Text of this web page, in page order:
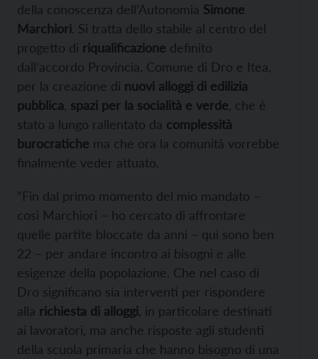
della conoscenza dell’Autonomia Simone
Marchiori. Si tratta dello stabile al centro del
progetto di riqualificazione definito
dall’accordo Provincia, Comune di Dro e Itea,
per la creazione di nuovi alloggi di edilizia
pubblica spazi per la socialità e verde , che è
stato a lungo rallentato da complessità
burocratiche ma che ora la comunità vorrebbe
finalmente veder attuato.
“Fin dal primo momento del mio mandato –
così Marchiori – ho cercato di affrontare
quelle partite bloccate da anni – qui sono ben
22 – per andare incontro ai bisogni e alle
esigenze della popolazione. Che nel caso di
Dro significano sia interventi per rispondere
alla richiesta di alloggi , in particolare destinati
ai lavoratori, ma anche risposte agli studenti
della scuola primaria che hanno bisogno di una